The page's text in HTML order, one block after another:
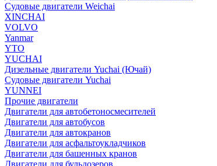
Судовые двигатели Weichai
XINCHAI
VOLVO
Yanmar
YTO
YUCHAI
Дизельные двигатели Yuchai (Ючай)
Судовые двигатели Yuchai
YUNNEI
Прочие двигатели
Двигатели для автобетоносмесителей
Двигатели для автобусов
Двигатели для автокранов
Двигатели для асфальтоукладчиков
Двигатели для башенных кранов
Двигатели для бульдозеров